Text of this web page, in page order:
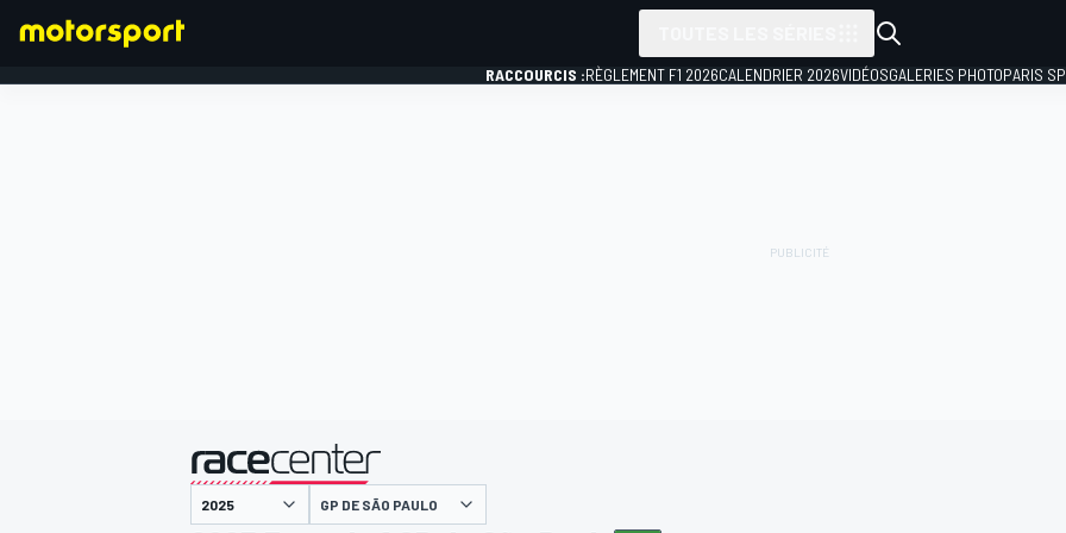
RACCOURCIS :RÈGLEMENT F1 2026CALENDRIER 2026VIDÉOSGALERIES PHOTOPARIS
présenté par
GP DE SÃO PAULO